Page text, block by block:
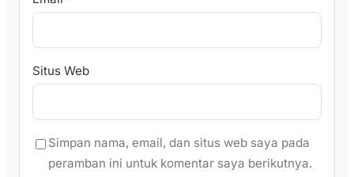
Situs Web
Simpan nama, email, dan situs web saya pada
peramban ini untuk komentar saya berikutnya.